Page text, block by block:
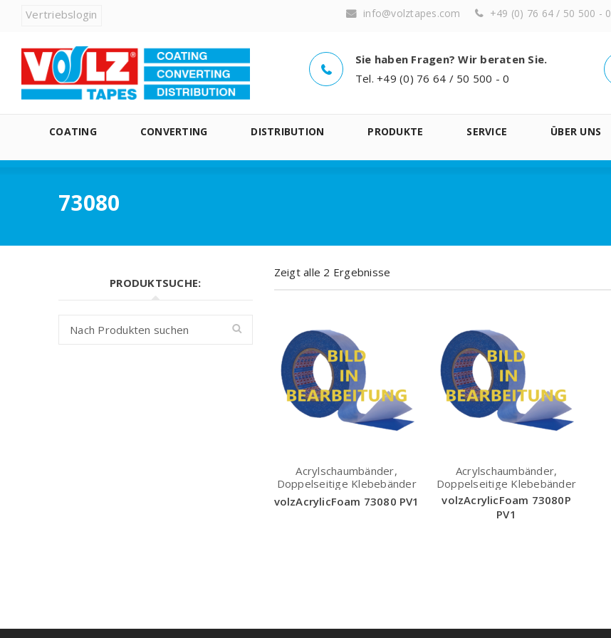
Vertriebslogin info@volztapes.com +49 (0) 76 64 / 50 500 - 0
Sie haben Fragen? Wir beraten Sie.
Tel. +49 (0) 76 64 / 50 500 - 0
COATING CONVERTING DISTRIBUTION PRODUKTE SERVICE ÜBER UNS
73080
PRODUKTSUCHE:
Zeigt alle 2 Ergebnisse
Acrylschaumbänder,
Doppelseitige Klebebänder
volzAcrylicFoam 73080 PV1
Acrylschaumbänder,
Doppelseitige Klebebänder
volzAcrylicFoam 73080P
PV1